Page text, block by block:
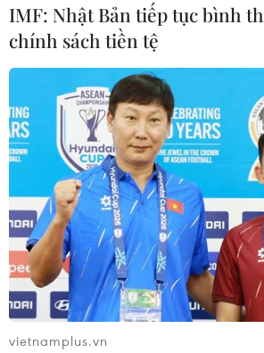
Adidas và Puma đặt cược
“terrace” để vượt khó
25/07/2023 07:10
Xu hướng giày thể thao "terrace” với
thể mang lại lợi thế cho Adidas và
nhưng vẫn không bù đắp được nhu
tại thị trường Mỹ và Trung Quốc.
IMF: Nhật Bản tiếp tục bình
chính sách tiền tệ
vietnamplus.vn